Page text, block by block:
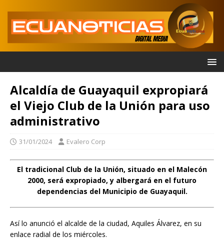
Alcaldía de Guayaquil expropiará
el Viejo Club de la Unión para uso
administrativo
31/01/2024 Evalero Corp
El tradicional Club de la Unión, situado en el Malecón
2000, será expropiado, y albergará en el futuro
dependencias del Municipio de Guayaquil.
Así lo anunció el alcalde de la ciudad, Aquiles Álvarez, en su
enlace radial de los miércoles.